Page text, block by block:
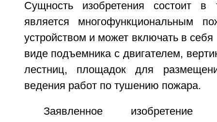
Сущность изобретения состоит
является многофункциональным
устройством и может включать в себя
виде подъемника с двигателем,
лестниц, площадок для
ведения работ по тушению пожара.
Заявленное